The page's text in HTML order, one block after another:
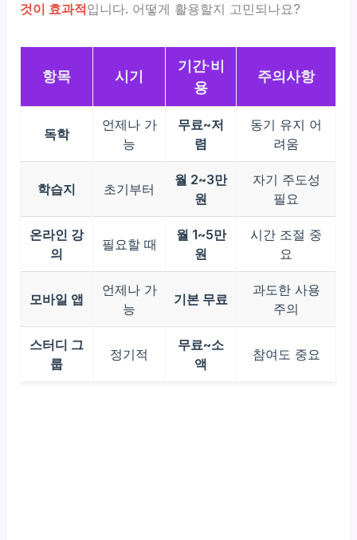
것이 효과적입니다. 어떻게 활용할지 고민되나요?
항목 시기
기간·비
용
주의사항
독학
언제나 가
능
무료~저
렴
동기 유지 어
려움
학습지 초기부터
월 2~3만
원
자기 주도성
필요
온라인 강
의
필요할 때
월 1~5만
원
시간 조절 중
요
모바일 앱
언제나 가
능
기본 무료
과도한 사용
주의
스터디 그
룹
정기적
무료~소
액
참여도 중요